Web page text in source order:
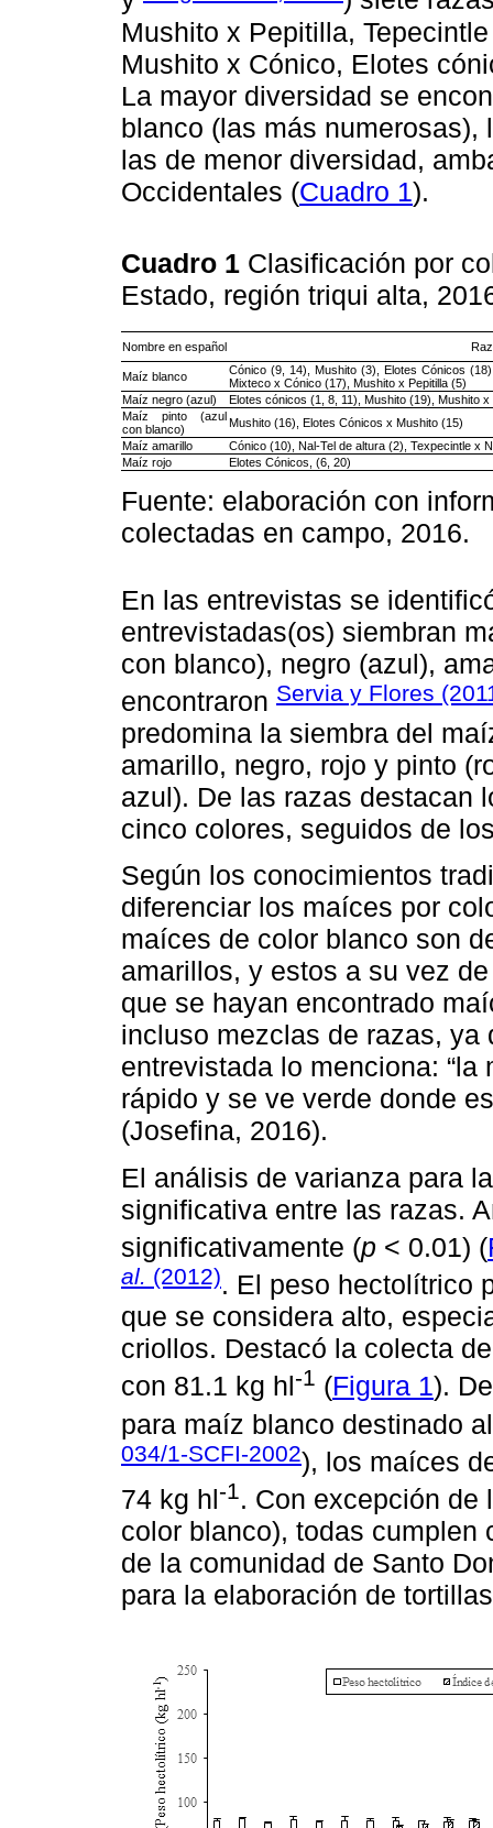
Mushito x Pepitilla,
Mushito x Cónico, Elotes
La mayor diversidad se
blanco (las más
las de menor diversidad,
Occidentales (Cuadro 1).
Cuadro 1 Clasificación por
Estado, región triqui alta,
Nombre en español
Maíz blanco
Cónico (9, 14), Mushito (3), Elotes Cónicos
Mixteco x Cónico (17), Mushito x Pepitilla (5)
Maíz negro (azul)
Elotes cónicos (1, 8, 11), Mushito (19), Mushito
Maíz pinto (azul
con blanco)
Mushito (16), Elotes Cónicos x Mushito (15)
Maíz amarillo
Cónico (10), Nal-Tel de altura (2), Texpecintle x
Maíz rojo
Elotes Cónicos, (6, 20)
Fuente: elaboración con
colectadas en campo, 2016.
En las entrevistas se
entrevistadas(os) siembran
con blanco), negro (azul),
encontraron Servia y Flores
predomina la siembra del
amarillo, negro, rojo y pinto
azul). De las razas destacan
cinco colores, seguidos de
Según los conocimientos
diferenciar los maíces por
maíces de color blanco son
amarillos, y estos a su vez
que se hayan encontrado
incluso mezclas de razas,
entrevistada lo menciona:
rápido y se ve verde donde
(Josefina, 2016).
El análisis de varianza para
significativa entre las razas.
significativamente (p < 0.01) (
al. (2012). El peso hectolítrico
que se considera alto,
criollos. Destacó la colecta
con 81.1 kg hl-1 (Figura 1).
para maíz blanco destinado
034/1-SCFI-2002), los maíces
74 kg hl-1. Con excepción de
color blanco), todas
de la comunidad de Santo
para la elaboración de